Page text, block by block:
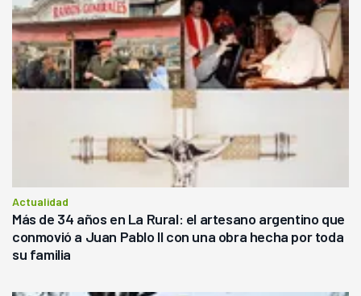
Actualidad
Más de 34 años en La Rural: el artesano argentino que
conmovió a Juan Pablo II con una obra hecha por toda
su familia